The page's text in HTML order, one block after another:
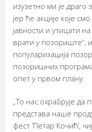
изузетно ми је драго
јер ће акције које
јавности и утицати
врати у позориште“,
популаризација
позоришних
опет у првом плану.
„То нас охрабрује
представа наше
фест ‘Петар Кочић’,